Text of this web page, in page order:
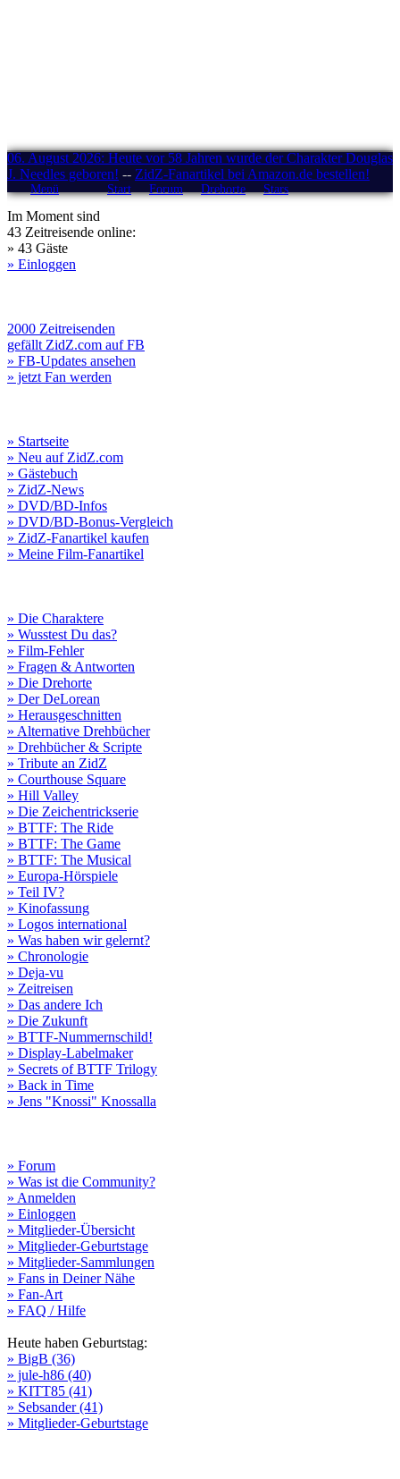
06. August 2026: Heute vor 58 Jahren wurde der Charakter Douglas
J. Needles geboren! -- ZidZ-Fanartikel bei Amazon.de bestellen!
Menü Start Forum Drehorte Stars
Im Moment sind
43 Zeitreisende online:
» 43 Gäste
» Einloggen
2000 Zeitreisenden
gefällt ZidZ.com auf FB
» FB-Updates ansehen
» jetzt Fan werden
» Startseite
» Neu auf ZidZ.com
» Gästebuch
» ZidZ-News
» DVD/BD-Infos
» DVD/BD-Bonus-Vergleich
» ZidZ-Fanartikel kaufen
» Meine Film-Fanartikel
» Die Charaktere
» Wusstest Du das?
» Film-Fehler
» Fragen & Antworten
» Die Drehorte
» Der DeLorean
» Herausgeschnitten
» Alternative Drehbücher
» Drehbücher & Scripte
» Tribute an ZidZ
» Courthouse Square
» Hill Valley
» Die Zeichentrickserie
» BTTF: The Ride
» BTTF: The Game
» BTTF: The Musical
» Europa-Hörspiele
» Teil IV?
» Kinofassung
» Logos international
» Was haben wir gelernt?
» Chronologie
» Deja-vu
» Zeitreisen
» Das andere Ich
» Die Zukunft
» BTTF-Nummernschild!
» Display-Labelmaker
» Secrets of BTTF Trilogy
» Back in Time
» Jens "Knossi" Knossalla
» Forum
» Was ist die Community?
» Anmelden
» Einloggen
» Mitglieder-Übersicht
» Mitglieder-Geburtstage
» Mitglieder-Sammlungen
» Fans in Deiner Nähe
» Fan-Art
» FAQ / Hilfe
Heute haben Geburtstag:
» BigB (36)
» jule-h86 (40)
» KITT85 (41)
» Sebsander (41)
» Mitglieder-Geburtstage